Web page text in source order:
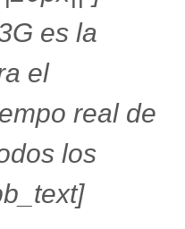
es la
el
real de
los